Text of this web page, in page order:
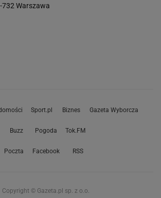
732 Warszawa
Sport.pl Biznes Gazeta Wyborcza
Buzz Pogoda Tok.FM
Poczta Facebook RSS
Copyright © Gazeta.pl sp. z o.o.